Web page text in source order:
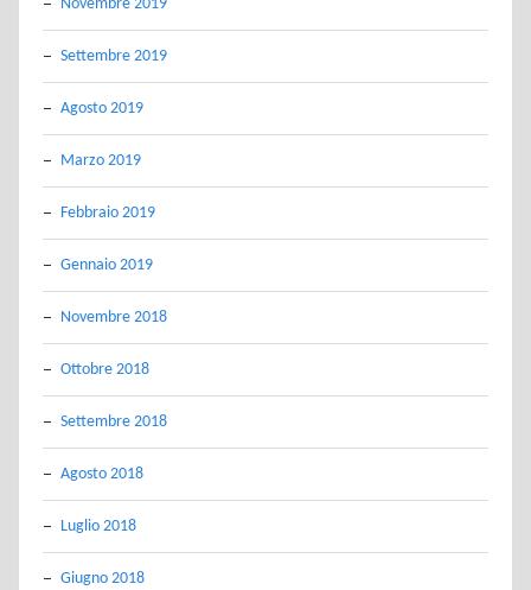
Novembre 2019
Settembre 2019
Agosto 2019
Marzo 2019
Febbraio 2019
Gennaio 2019
Novembre 2018
Ottobre 2018
Settembre 2018
Agosto 2018
Luglio 2018
Giugno 2018